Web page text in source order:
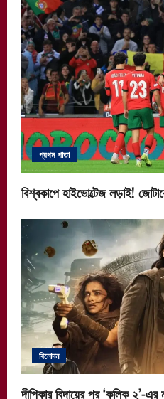
প্রথম পাতা
বিশ্বকাপে হাইভোল্টেজ লড়াই!
বিনোদন
দীপিকার বিদায়ের পর ‘কল্কি ২’-